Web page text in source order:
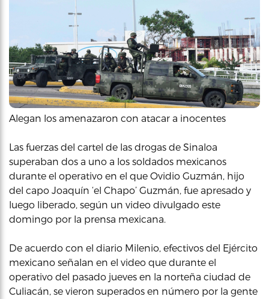
Alegan los amenazaron con atacar a inocentes
Las fuerzas del cartel de las drogas de Sinaloa
superaban dos a uno a los soldados mexicanos
durante el operativo en el que Ovidio Guzmán, hijo
del capo Joaquín ‘el Chapo’ Guzmán, fue apresado y
luego liberado, según un video divulgado este
domingo por la prensa mexicana.
De acuerdo con el diario Milenio, efectivos del Ejército
mexicano señalan en el video que durante el
operativo del pasado jueves en la norteña ciudad de
Culiacán, se vieron superados en número por la gente